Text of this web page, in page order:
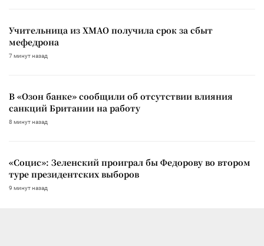
Учительница из ХМАО получила срок за сбыт
мефедрона
7 минут назад
В «Озон банке» сообщили об отсутствии влияния
санкций Британии на работу
8 минут назад
«Социс»: Зеленский проиграл бы Федорову во втором
туре президентских выборов
9 минут назад